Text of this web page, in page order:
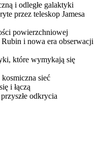
i odległe galaktyki
przez teleskop Jamesa
powierzchniowej
i nowa era obserwacji
które wymykają się
sieć
i łączą
odkrycia